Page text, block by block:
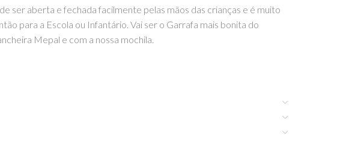
ser aberta e fechada facilmente pelas mãos das crianças e é muito
para a Escola ou Infantário. Vai ser o Garrafa mais bonita do
Mepal e com a nossa mochila.